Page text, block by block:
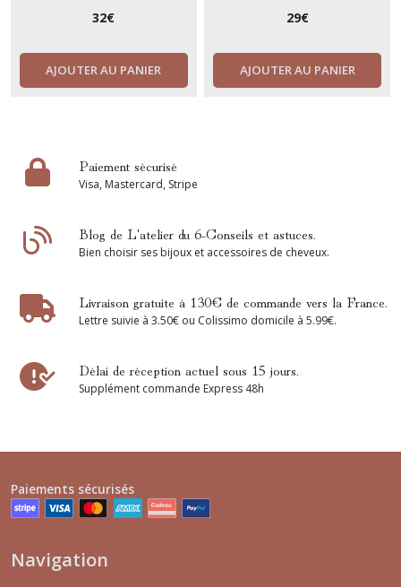
32€
AJOUTER AU PANIER
minimaliste.
29€
AJOUTER AU PANIER
Paiement sécurisé
Visa, Mastercard, Stripe
Blog de L'atelier du 6-Conseils et astuces.
Bien choisir ses bijoux et accessoires de cheveux.
Livraison gratuite à 130€ de commande vers la France.
Lettre suivie à 3.50€ ou Colissimo domicile à 5.99€.
Délai de réception actuel sous 15 jours.
Supplément commande Express 48h
Paiements sécurisés
Navigation